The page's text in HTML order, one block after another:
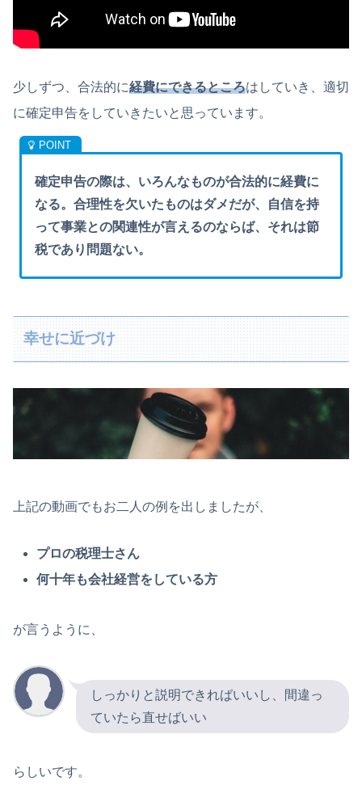
少しずつ、合法的に経費にできるところはしていき、適切
に確定申告をしていきたいと思っています。
確定申告の際は、いろんなものが合法的に経費に
なる。合理性を欠いたものはダメだが、自信を持
って事業との関連性が言えるのならば、それは節
税であり問題ない。
幸せに近づけ
上記の動画でもお二人の例を出しましたが、
プロの税理士さん
何十年も会社経営をしている方
が言うように、
しっかりと説明できればいいし、間違っ
ていたら直せばいい
らしいです。